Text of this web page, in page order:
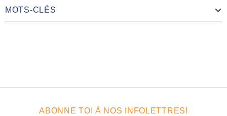
MOTS-CLÉS
ABONNE TOI À NOS INFOLETTRES!